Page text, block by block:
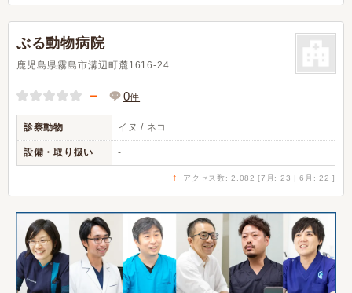
ぶる動物病院
鹿児島県霧島市溝辺町麓1616-24
－ 0件
診察動物 イヌ / ネコ
設備・取り扱い -
↑ アクセス数: 2,082 [7月: 23 | 6月: 22 ]